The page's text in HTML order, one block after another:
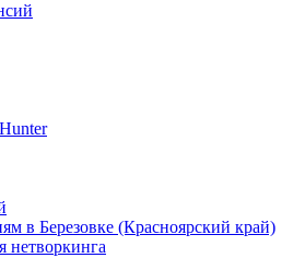
в Березовке (Красноярский край)
нетворкинга